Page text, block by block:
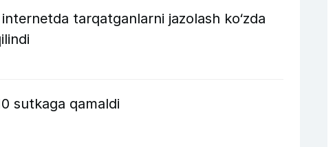
tarqatganlarni jazolash ko‘zda
sutkaga qamaldi